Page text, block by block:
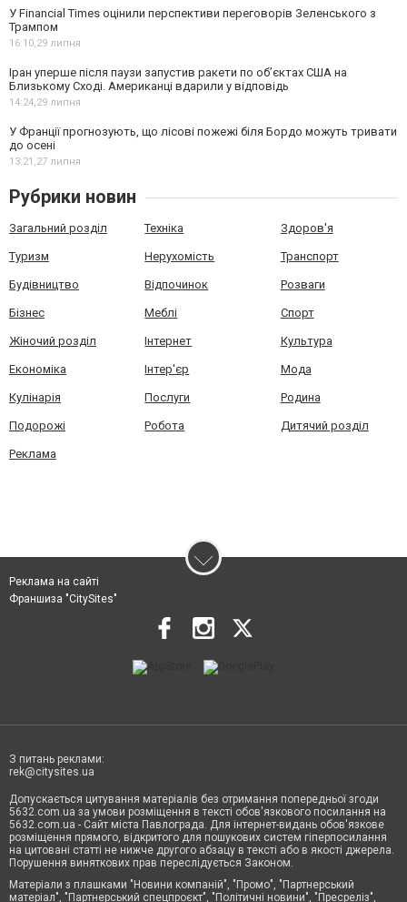
У Financial Times оцінили перспективи переговорів Зеленського з
Трампом
16:10,29 липня
Іран уперше після паузи запустив ракети по обʼєктах США на
Близькому Сході. Американці вдарили у відповідь
14:24,29 липня
У Франції прогнозують, що лісові пожежі біля Бордо можуть тривати
до осені
13:21,27 липня
Рубрики новин
Загальний розділ Техніка Здоров'я
Туризм Нерухомість Транспорт
Будівництво Відпочинок Розваги
Бізнес Меблі Спорт
Жіночий розділ Інтернет Культура
Економіка Інтер'єр Мода
Кулінарія Послуги Родина
Подорожі Робота Дитячий розділ
Реклама
Реклама на сайті
Франшиза "CitySites"
З питань реклами:
rek@citysites.ua
Допускається цитування матеріалів без отримання попередньої згоди
5632.com.ua за умови розміщення в тексті обов'язкового посилання на
5632.com.ua - Сайт міста Павлограда. Для інтернет-видань обов'язкове
розміщення прямого, відкритого для пошукових систем гіперпосилання
на цитовані статті не нижче другого абзацу в тексті або в якості джерела.
Порушення виняткових прав переслідується Законом.
Матеріали з плашками "Новини компаній", "Промо", "Партнерський
матеріал", "Партнерський спецпроєкт", "Політичні новини", "Пресреліз",